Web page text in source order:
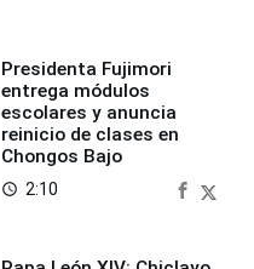
Presidenta Fujimori
entrega módulos
escolares y anuncia
reinicio de clases en
Chongos Bajo
access_time 2:10